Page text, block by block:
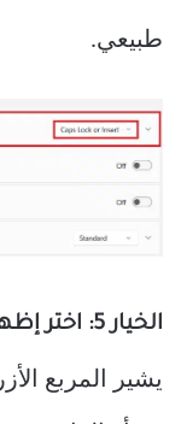
طبيعي.
الخيار 5: اختر إظهار مؤشر الراوي
يشير المربع